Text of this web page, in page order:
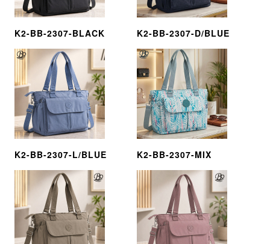
K2-BB-2307-BLACK K2-BB-2307-D/BLUE
K2-BB-2307-L/BLUE K2-BB-2307-MIX